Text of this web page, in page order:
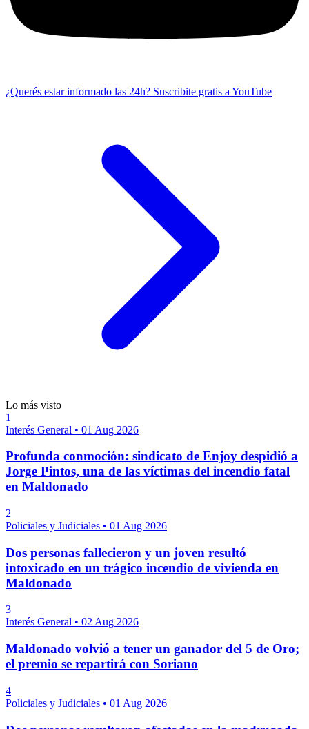
¿Querés estar informado las 24h? Suscribite gratis a YouTube
Lo más visto
1
Interés General • 01 Aug 2026
Profunda conmoción: sindicato de Enjoy despidió a
Jorge Pintos, una de las víctimas del incendio fatal
en Maldonado
2
Policiales y Judiciales • 01 Aug 2026
Dos personas fallecieron y un joven resultó
intoxicado en un trágico incendio de vivienda en
Maldonado
3
Interés General • 02 Aug 2026
Maldonado volvió a tener un ganador del 5 de Oro;
el premio se repartirá con Soriano
4
Policiales y Judiciales • 01 Aug 2026